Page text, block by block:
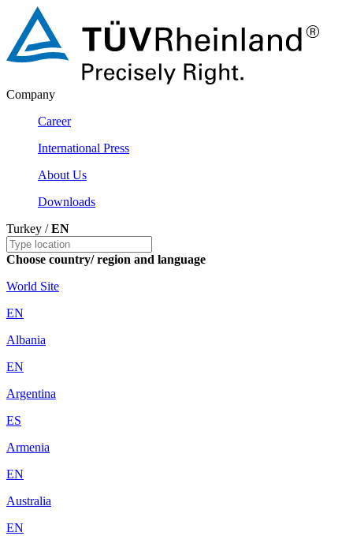
Company
Career
International Press
About Us
Downloads
Turkey /EN
Choose country/ region and language
World Site
EN
Albania
EN
Argentina
ES
Armenia
EN
Australia
EN